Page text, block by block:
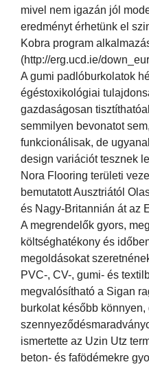
mivel nem igazán jól
eredményt érhetünk el
Kobra program
(http://erg.ucd.ie/
A gumi padlóburkolatok
égéstoxikológiai
gazdaságosan
semmilyen bevonatot
funkcionálisak, de
design variációt tesznek
Nora Flooring területi
bemutatott Ausztriától
és Nagy-Britannián át az
A megrendelők gyors,
költséghatékony és
megoldásokat
PVC-, CV-, gumi- és
megvalósítható a Sigan
burkolat később könnyen,
ismertette az Uzin Utz
beton- és fafödémekre